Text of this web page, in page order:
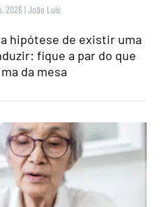
2026 |João Luís
hipótese de existir uma
fique a par do que
da mesa